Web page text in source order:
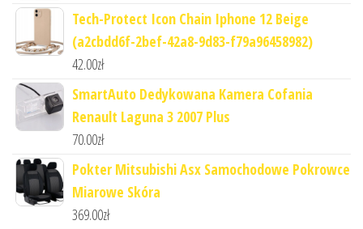
Tech-Protect Icon Chain Iphone 12 Beige
(a2cbdd6f-2bef-42a8-9d83-f79a96458982)
42.00zł
SmartAuto Dedykowana Kamera Cofania
Renault Laguna 3 2007 Plus
70.00zł
Pokter Mitsubishi Asx Samochodowe Pokrowce
Miarowe Skóra
369.00zł